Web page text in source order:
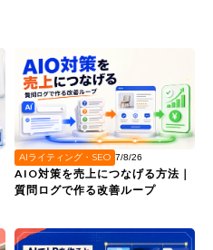
AIライティング・SEO 7/8/26
AIO対策を売上につなげる方法｜
質問ログで作る改善ループ